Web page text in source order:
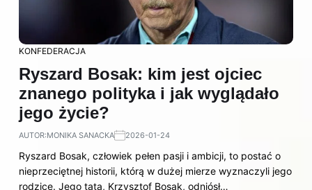
KONFEDERACJA
Ryszard Bosak: kim jest ojciec
znanego polityka i jak wyglądało
jego życie?
AUTOR:MONIKA SANACKA 2026-01-24
Ryszard Bosak, człowiek pełen pasji i ambicji, to postać o
nieprzeciętnej historii, którą w dużej mierze wyznaczyli jego
rodzice. Jego tata, Krzysztof Bosak, odniósł…